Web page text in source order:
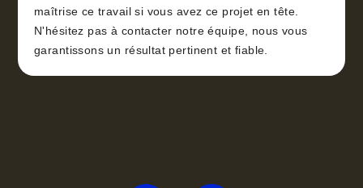
maîtrise ce travail si vous avez ce projet en tête.
N'hésitez pas à contacter notre équipe, nous vous
garantissons un résultat pertinent et fiable.